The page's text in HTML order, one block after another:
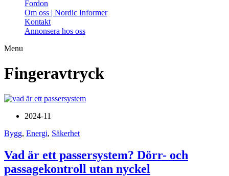
Fordon
Om oss | Nordic Informer
Kontakt
Annonsera hos oss
Menu
Fingeravtryck
2024-11
Bygg, Energi, Säkerhet
Vad är ett passersystem? Dörr- och
passagekontroll utan nyckel